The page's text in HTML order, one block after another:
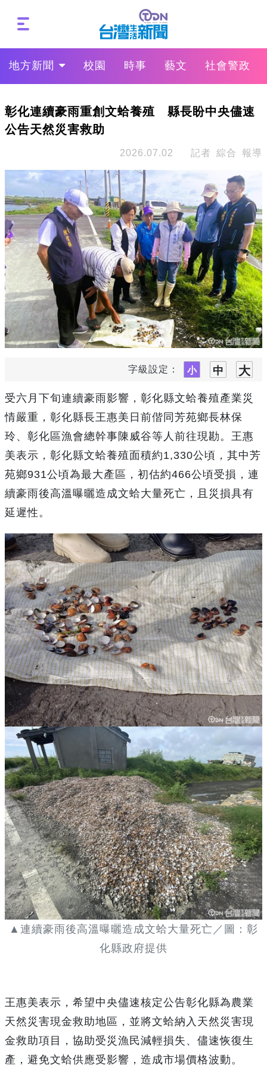
地方新聞 校園 時事 藝文 社會警政
彰化連續豪雨重創文蛤養殖 縣長盼中央儘速
公告天然災害救助
2026.07.02 記者 綜合 報導
字級設定：
受六月下旬連續豪雨影響，彰化縣文蛤養殖產業災
情嚴重，彰化縣長王惠美日前偕同芳苑鄉長林保
玲、彰化區漁會總幹事陳威谷等人前往現勘。王惠
美表示，彰化縣文蛤養殖面積約1,330公頃，其中芳
苑鄉931公頃為最大產區，初估約466公頃受損，連
續豪雨後高溫曝曬造成文蛤大量死亡，且災損具有
延遲性。
▲連續豪雨後高溫曝曬造成文蛤大量死亡／圖：彰
化縣政府提供
王惠美表示，希望中央儘速核定公告彰化縣為農業
天然災害現金救助地區，並將文蛤納入天然災害現
金救助項目，協助受災漁民減輕損失、儘速恢復生
產，避免文蛤供應受影響，造成市場價格波動。